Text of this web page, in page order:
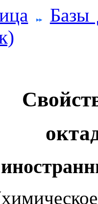
Базы